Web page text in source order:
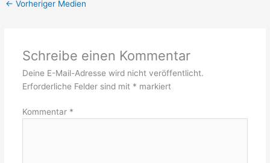
← Vorheriger Medien
Schreibe einen Kommentar
Deine E-Mail-Adresse wird nicht veröffentlicht.
Erforderliche Felder sind mit * markiert
Kommentar *